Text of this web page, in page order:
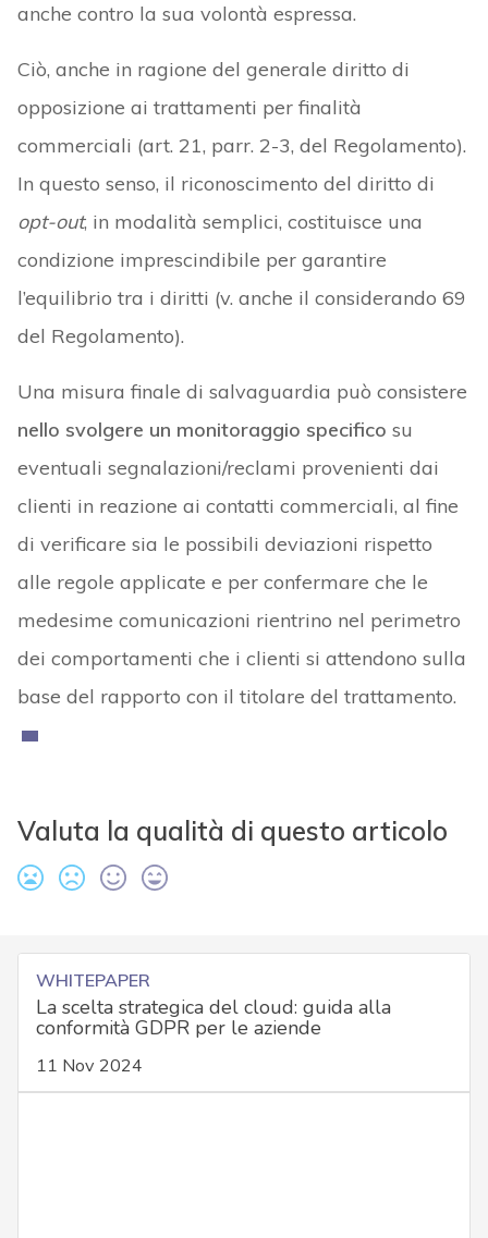
anche contro la sua volontà espressa.
Ciò, anche in ragione del generale diritto di
opposizione ai trattamenti per finalità
commerciali (art. 21, parr. 2-3, del Regolamento).
In questo senso, il riconoscimento del diritto di
opt-out, in modalità semplici, costituisce una
condizione imprescindibile per garantire
l’equilibrio tra i diritti (v. anche il considerando 69
del Regolamento).
Una misura finale di salvaguardia può consistere
nello svolgere un monitoraggio specifico su
eventuali segnalazioni/reclami provenienti dai
clienti in reazione ai contatti commerciali, al fine
di verificare sia le possibili deviazioni rispetto
alle regole applicate e per confermare che le
medesime comunicazioni rientrino nel perimetro
dei comportamenti che i clienti si attendono sulla
base del rapporto con il titolare del trattamento.
Valuta la qualità di questo articolo
WHITEPAPER
La scelta strategica del cloud: guida alla
conformità GDPR per le aziende
11 Nov 2024